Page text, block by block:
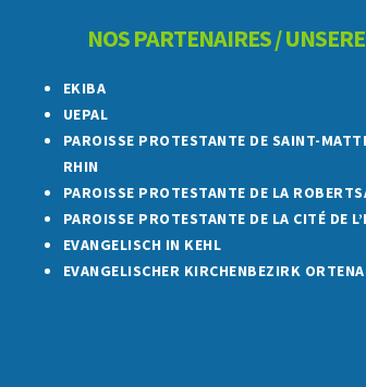
NOS PARTENAIRES /
EKIBA
UEPAL
PAROISSE PROTESTANTE DE SAINT-
RHIN
PAROISSE PROTESTANTE DE LA
PAROISSE PROTESTANTE DE LA CITÉ DE
EVANGELISCH IN KEHL
EVANGELISCHER KIRCHENBEZIRK